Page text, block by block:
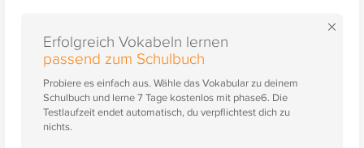
×
Erfolgreich Vokabeln lernen
passend zum Schulbuch
Probiere es einfach aus. Wähle das Vokabular zu deinem
Schulbuch und lerne 7 Tage kostenlos mit phase6. Die
Testlaufzeit endet automatisch, du verpflichtest dich zu
nichts.